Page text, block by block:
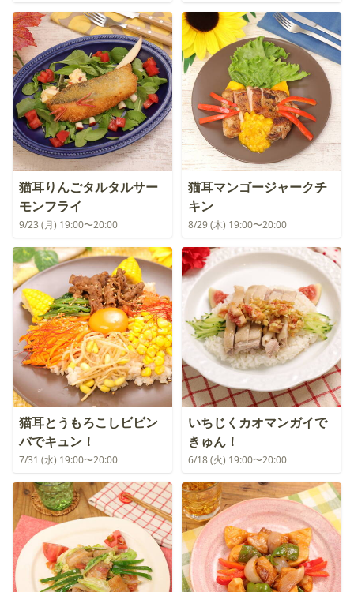
猫耳りんごタルタルサー
モンフライ
9/23 (月) 19:00〜20:00
猫耳マンゴージャークチ
キン
8/29 (木) 19:00〜20:00
猫耳とうもろこしビビン
バでキュン！
7/31 (水) 19:00〜20:00
いちじくカオマンガイで
きゅん！
6/18 (火) 19:00〜20:00